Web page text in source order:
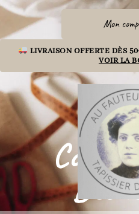
Aller
au
Mon
LIVRAISON OFFERTE DÈS
VOIR LA